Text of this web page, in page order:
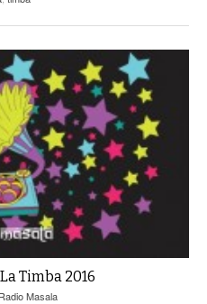
Timba 2016
Radio Masala